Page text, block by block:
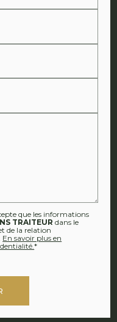
que les informations
TRAITEUR dans le
de la relation
En savoir plus en
*